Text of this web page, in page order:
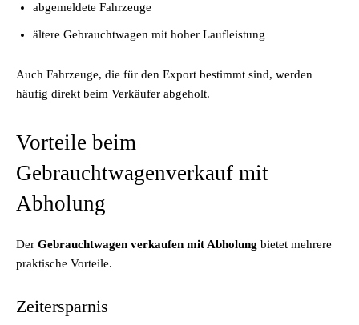
abgemeldete Fahrzeuge
ältere Gebrauchtwagen mit hoher Laufleistung
Auch Fahrzeuge, die für den Export bestimmt sind, werden
häufig direkt beim Verkäufer abgeholt.
Vorteile beim
Gebrauchtwagenverkauf mit
Abholung
Der Gebrauchtwagen verkaufen mit Abholung bietet mehrere
praktische Vorteile.
Zeitersparnis